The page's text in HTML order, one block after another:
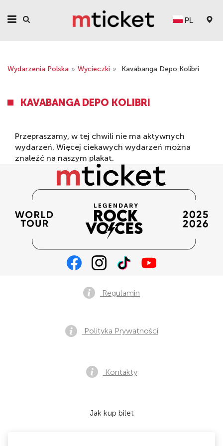
PL
Wydarzenia Polska » Wycieczki » Kavabanga Depo Kolibri
KAVABANGA DEPO KOLIBRI
Przepraszamy, w tej chwili nie ma aktywnych
wydarzeń. Więcej ciekawych wydarzeń można
znaleźć na naszym plakat.
Regulamin
Polityka Prywatności
Kontakty
Jak kup bilet